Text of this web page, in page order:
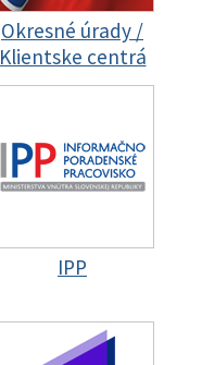
Okresné úrady /
Klientske centrá
IPP